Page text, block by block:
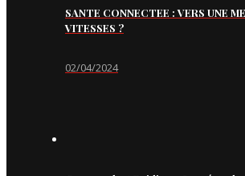
SANTE CONNECTEE : VERS UNE
VITESSES ?
02/04/2024